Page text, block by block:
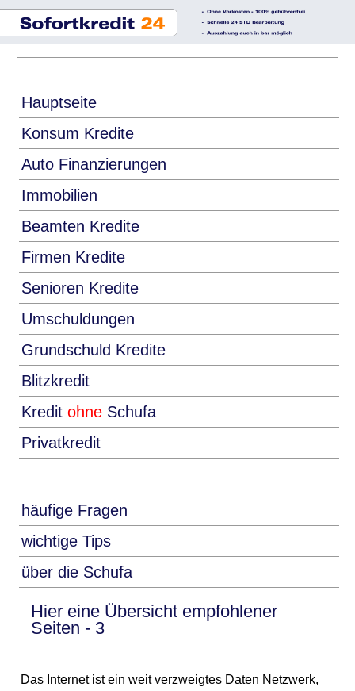
Hauptseite
Konsum Kredite
Auto Finanzierungen
Immobilien
Beamten Kredite
Firmen Kredite
Senioren Kredite
Umschuldungen
Grundschuld Kredite
Blitzkredit
Kreditohne Schufa
Privatkredit
häufige Fragen
wichtige Tips
über die Schufa
Hier eine Übersicht empfohlener
Seiten - 3
Das Internet ist ein weit verzweigtes Daten Netzwerk,